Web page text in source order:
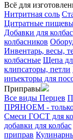
Всё для
Нитритная соль
Цитратные
Добавки для колбас
колбасников
Инвентарь, весы,
колбасные Щепа
клипсаторы, петли
инъекторы для
Приправы
Все виды Перцев
ПРЯНОЕМ - только
Смеси ГОСТ для
добавки для колбас
приправ